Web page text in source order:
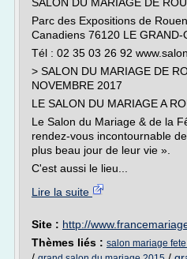
Parc des Expositions de
Canadiens 76120 LE GRAND-
Tél : 02 35 03 26 92
> SALON DU MARIAGE DE
NOVEMBRE 2017
LE SALON DU MARIAGE A
Le Salon du Mariage & de la
rendez-vous incontournable
plus beau jour de leur vie ».
C'est aussi le lieu...
Lire la suite
Site : http://
Thèmes liés : salon mariage